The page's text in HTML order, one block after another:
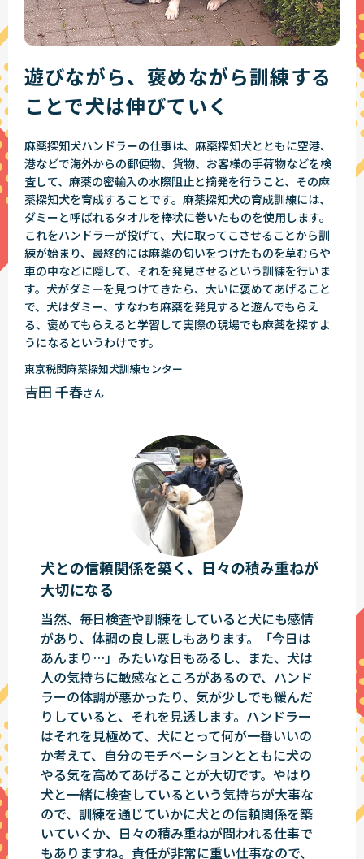
遊びながら、褒めながら訓練する
ことで犬は伸びていく
麻薬探知犬ハンドラーの仕事は、麻薬探知犬とともに空港、
港などで海外からの郵便物、貨物、お客様の手荷物などを検
査して、麻薬の密輸入の水際阻止と摘発を行うこと、その麻
薬探知犬を育成することです。麻薬探知犬の育成訓練には、
ダミーと呼ばれるタオルを棒状に巻いたものを使用します。
これをハンドラーが投げて、犬に取ってこさせることから訓
練が始まり、最終的には麻薬の匂いをつけたものを草むらや
車の中などに隠して、それを発見させるという訓練を行いま
す。犬がダミーを見つけてきたら、大いに褒めてあげること
で、犬はダミー、すなわち麻薬を発見すると遊んでもらえ
る、褒めてもらえると学習して実際の現場でも麻薬を探すよ
うになるというわけです。
東京税関麻薬探知犬訓練センター
吉田 千春さん
犬との信頼関係を築く、日々の積み重ねが
大切になる
当然、毎日検査や訓練をしていると犬にも感情
があり、体調の良し悪しもあります。「今日は
あんまり…」みたいな日もあるし、また、犬は
人の気持ちに敏感なところがあるので、ハンド
ラーの体調が悪かったり、気が少しでも緩んだ
りしていると、それを見透します。ハンドラー
はそれを見極めて、犬にとって何が一番いいの
か考えて、自分のモチベーションとともに犬の
やる気を高めてあげることが大切です。やはり
犬と一緒に検査しているという気持ちが大事な
ので、訓練を通じていかに犬との信頼関係を築
いていくか、日々の積み重ねが問われる仕事で
もありますね。責任が非常に重い仕事なので、